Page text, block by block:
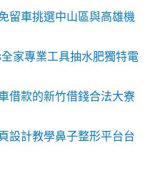
留車挑選中山區與高雄機
家專業工具抽水肥獨特電
借款的新竹借錢合法大寮
設計教學鼻子整形平台台